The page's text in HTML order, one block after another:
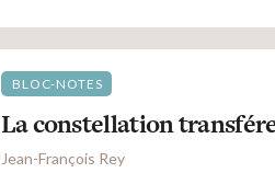
BLOC-NOTES
La constellation
Jean-François Rey